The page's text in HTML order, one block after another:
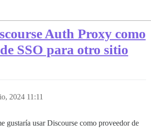
Auth Proxy como
SSO para otro sitio
2024 11:11
gustaría usar Discourse como proveedor de